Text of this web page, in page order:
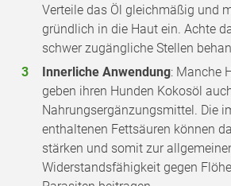
Verteile das Öl gleichmäßig und
gründlich in die Haut ein. Achte
schwer zugängliche Stellen
Innerliche Anwendung: Manche
geben ihren Hunden Kokosöl
Nahrungsergänzungsmittel. Die
enthaltenen Fettsäuren können
stärken und somit zur
Widerstandsfähigkeit gegen